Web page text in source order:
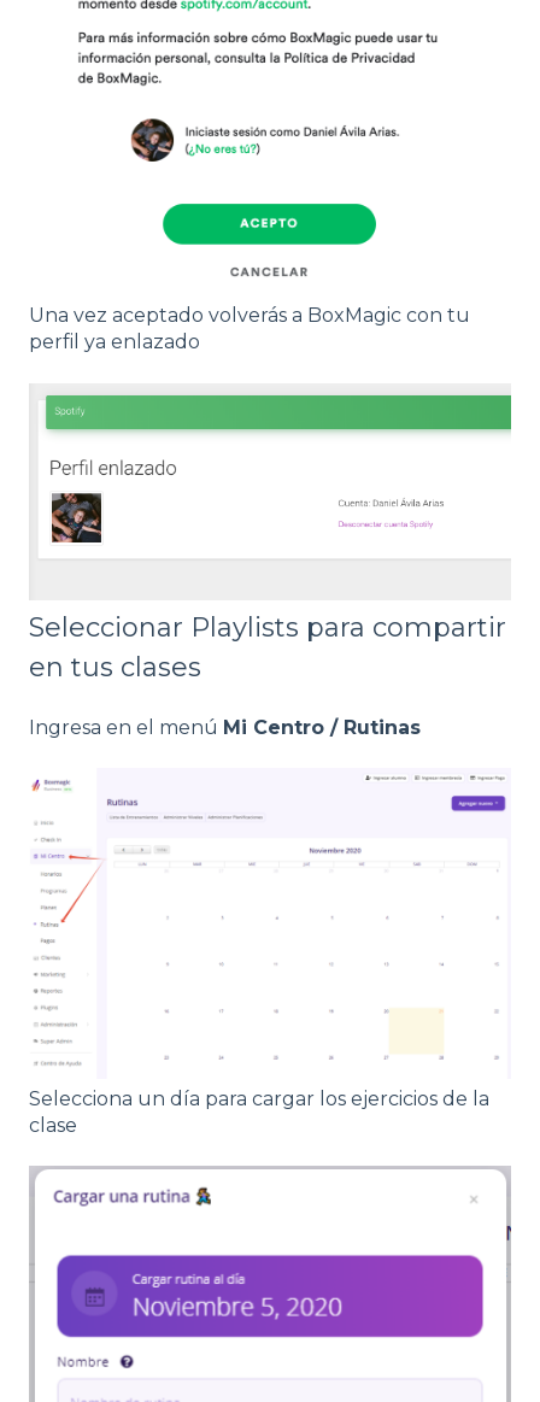
Una vez aceptado volverás a BoxMagic con tu
perfil ya enlazado
Seleccionar Playlists para compartir
en tus clases
Ingresa en el menú Mi Centro / Rutinas
Selecciona un día para cargar los ejercicios de la
clase